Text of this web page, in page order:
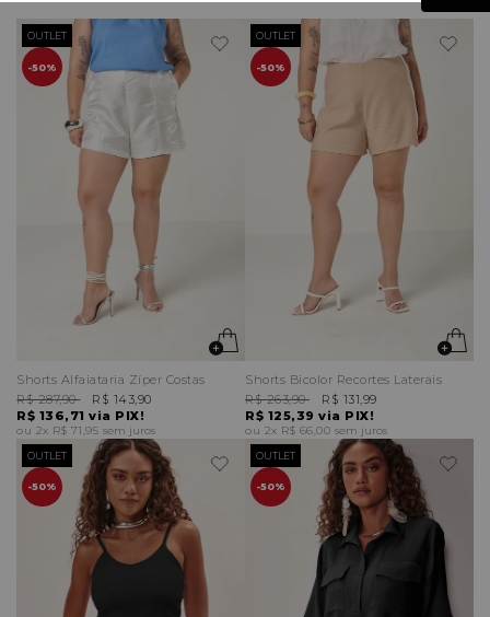
50%
OUTLET
Shorts Alfaiataria Zíper Costas
R$ 136,71 via PIX!
R$ 287,90 R$ 143,90
2x R$ 71,95 sem juros
50%
OUTLET
Shorts Bicolor Recortes Laterais
R$ 125,39 via PIX!
R$ 263,90 R$ 131,99
2x R$ 66,00 sem juros
50%
OUTLET
50%
OUTLET